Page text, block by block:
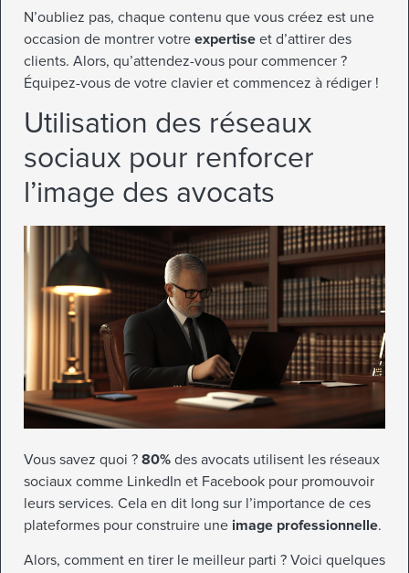
N’oubliez pas, chaque contenu que vous créez est une
occasion de montrer votre expertise et d’attirer des
clients. Alors, qu’attendez-vous pour commencer ?
Équipez-vous de votre clavier et commencez à rédiger !
Utilisation des réseaux
sociaux pour renforcer
l’image des avocats
Vous savez quoi ? 80% des avocats utilisent les réseaux
sociaux comme LinkedIn et Facebook pour promouvoir
leurs services. Cela en dit long sur l’importance de ces
plateformes pour construire une image professionnelle.
Alors, comment en tirer le meilleur parti ? Voici quelques